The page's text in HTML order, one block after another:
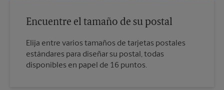
Encuentre el tamaño de su postal
Elija entre varios tamaños de tarjetas postales
estándares para diseñar su postal, todas
disponibles en papel de 16 puntos.